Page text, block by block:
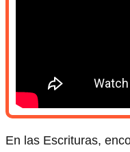
En las Escrituras,